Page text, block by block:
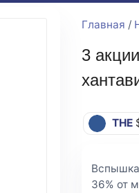
Главная /
3
THE
Вспышка
36% от